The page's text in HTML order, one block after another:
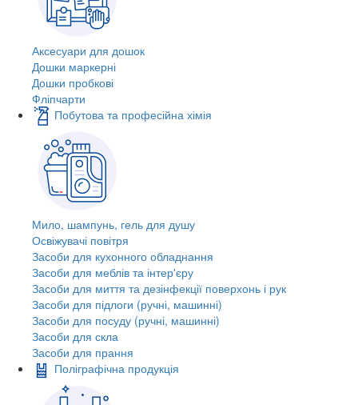
Аксесуари для дошок
Дошки маркерні
Дошки пробкові
Фліпчарти
Побутова та професійна хімія
Мило, шампунь, гель для душу
Освіжувачі повітря
Засоби для кухонного обладнання
Засоби для меблів та інтер'єру
Засоби для миття та дезінфекції поверхонь і рук
Засоби для підлоги (ручні, машинні)
Засоби для посуду (ручні, машинні)
Засоби для скла
Засоби для прання
Поліграфічна продукція